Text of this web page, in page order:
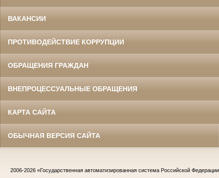
ВАКАНСИИ
ПРОТИВОДЕЙСТВИЕ КОРРУПЦИИ
ОБРАЩЕНИЯ ГРАЖДАН
ВНЕПРОЦЕССУАЛЬНЫЕ ОБРАЩЕНИЯ
КАРТА САЙТА
ОБЫЧНАЯ ВЕРСИЯ САЙТА
2006-2026 «Государственная автоматизированная система Российской